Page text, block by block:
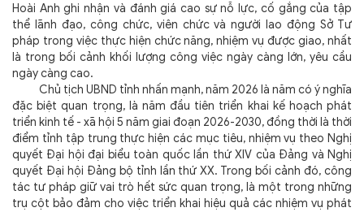
Hoài Anh ghi nhận và đánh giá cao sự nỗ lực, cố gắng của tập
thể lãnh đạo, công chức, viên chức và người lao động Sở Tư
pháp trong việc thực hiện chức năng, nhiệm vụ được giao, nhất
là trong bối cảnh khối lượng công việc ngày càng lớn, yêu cầu
ngày càng cao.
Chủ tịch UBND tỉnh nhấn mạnh, năm 2026 là năm có ý nghĩa
đặc biệt quan trọng, là năm đầu tiên triển khai kế hoạch phát
triển kinh tế - xã hội 5 năm giai đoạn 2026-2030, đồng thời là thời
điểm tỉnh tập trung thực hiện các mục tiêu, nhiệm vụ theo Nghị
quyết Đại hội đại biểu toàn quốc lần thứ XIV của Đảng và Nghị
quyết Đại hội Đảng bộ tỉnh lần thứ XX. Trong bối cảnh đó, công
tác tư pháp giữ vai trò hết sức quan trọng, là một trong những
trụ cột bảo đảm cho việc triển khai hiệu quả các nhiệm vụ phát